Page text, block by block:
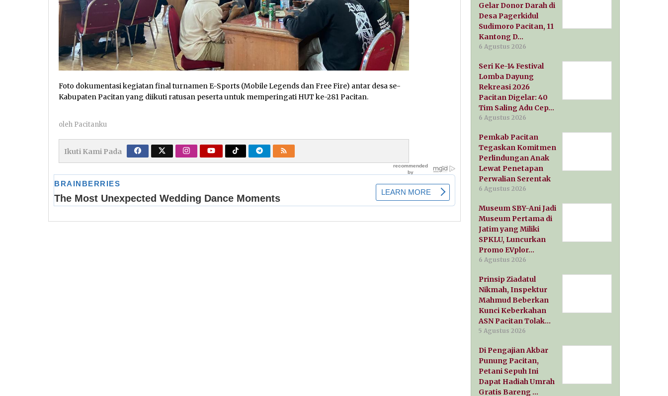
Foto dokumentasi kegiatan final turnamen E-Sports (Mobile Legends dan Free Fire) antar desa se-
Kabupaten Pacitan yang diikuti ratusan peserta untuk memperingati HUT ke-281 Pacitan.
oleh Pacitanku
Ikuti Kami Pada
Gelar Donor Darah di
Desa Pagerkidul
Sudimoro Pacitan, 11
Kantong D…
6 Agustus 2026
Seri Ke-14 Festival
Lomba Dayung
Rekreasi 2026
Pacitan Digelar: 40
Tim Saling Adu Cep…
6 Agustus 2026
Pemkab Pacitan
Tegaskan Komitmen
Perlindungan Anak
Lewat Penetapan
Perwalian Serentak
6 Agustus 2026
Museum SBY-Ani Jadi
Museum Pertama di
Jatim yang Miliki
SPKLU, Luncurkan
Promo EVplor…
6 Agustus 2026
Prinsip Ziadatul
Nikmah, Inspektur
Mahmud Beberkan
Kunci Keberkahan
ASN Pacitan Tolak…
5 Agustus 2026
Di Pengajian Akbar
Punung Pacitan,
Petani Sepuh Ini
Dapat Hadiah Umrah
Gratis Bareng …